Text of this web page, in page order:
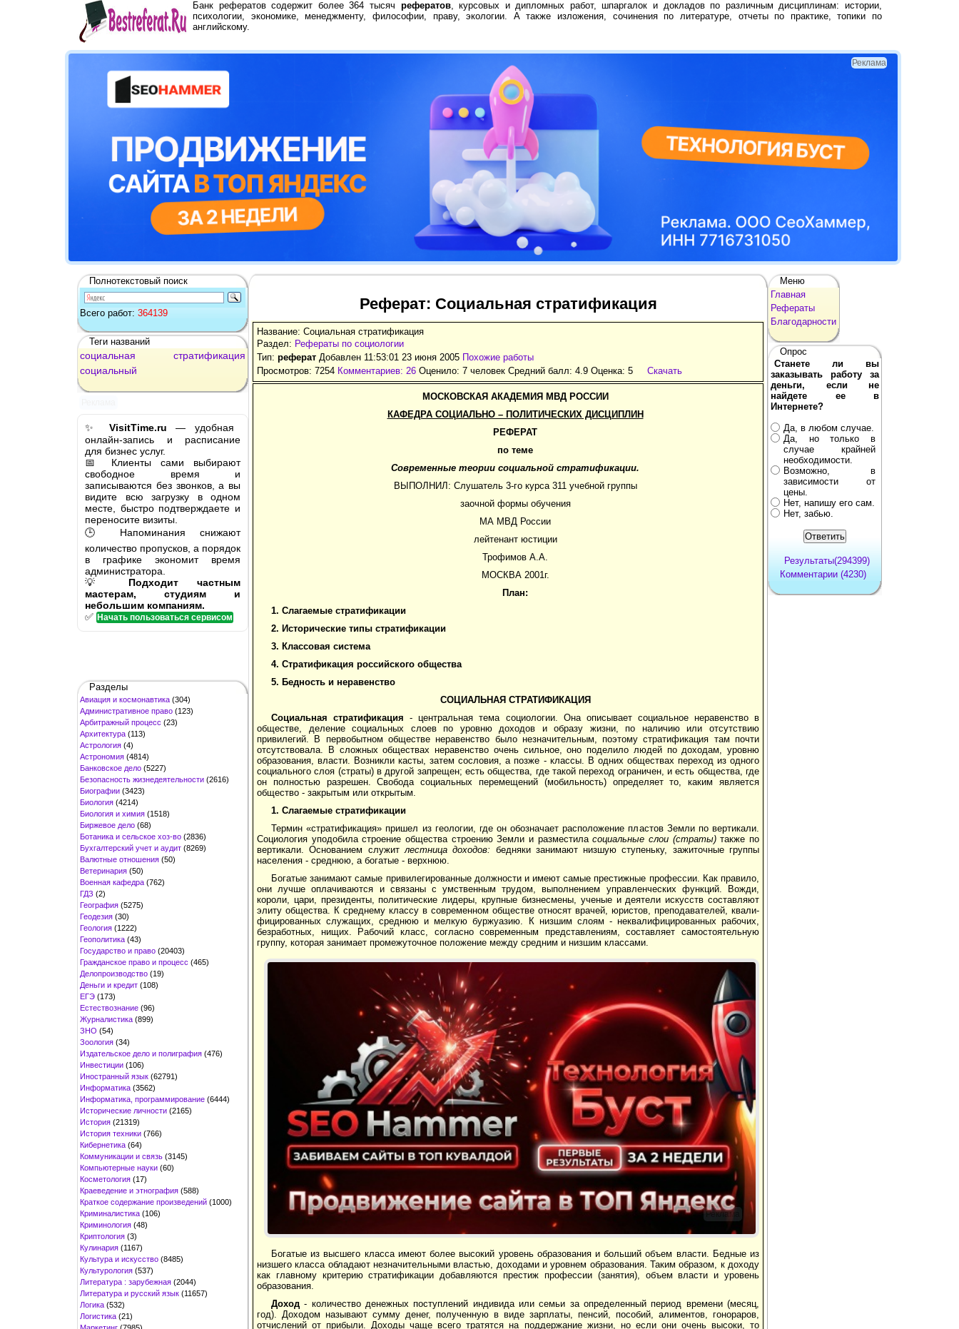
Банк рефератов содержит более 364 тысяч рефератов, курсовых и дипломных работ, шпаргалок и докладов по различным дисциплинам: истории,
психологии, экономике, менеджменту, философии, праву, экологии. А также изложения, сочинения по литературе, отчеты по практике, топики по
английскому.
Реклама
Полнотекстовый поиск
Всего работ: 364139
Теги названий
cоциальная
стратификация
cоциальный
✨ VisitTime.ru — удобная
онлайн-запись и расписание
для бизнес услуг.
📅 Клиенты сами выбирают
свободное время и
записываются без звонков, а вы
видите всю загрузку в одном
месте, быстро подтверждаете и
переносите визиты.
🕒 Напоминания снижают
количество пропусков, а порядок
в графике экономит время
администратора.
💡 Подходит частным
мастерам, студиям и
небольшим компаниям.
✅ Начать пользоваться сервисом
Разделы
Авиация и космонавтика (304)
Административное право (123)
Арбитражный процесс (23)
Архитектура (113)
Астрология (4)
Астрономия (4814)
Банковское дело (5227)
Безопасность жизнедеятельности (2616)
Биографии (3423)
Биология (4214)
Биология и химия (1518)
Биржевое дело (68)
Ботаника и сельское хоз-во (2836)
Бухгалтерский учет и аудит (8269)
Валютные отношения (50)
Ветеринария (50)
Военная кафедра (762)
ГДЗ (2)
География (5275)
Геодезия (30)
Геология (1222)
Геополитика (43)
Государство и право (20403)
Гражданское право и процесс (465)
Делопроизводство (19)
Деньги и кредит (108)
ЕГЭ (173)
Естествознание (96)
Журналистика (899)
ЗНО (54)
Зоология (34)
Издательское дело и полиграфия (476)
Инвестиции (106)
Иностранный язык (62791)
Информатика (3562)
Информатика, программирование (6444)
Исторические личности (2165)
История (21319)
История техники (766)
Кибернетика (64)
Коммуникации и связь (3145)
Компьютерные науки (60)
Косметология (17)
Краеведение и этнография (588)
Краткое содержание произведений (1000)
Криминалистика (106)
Криминология (48)
Криптология (3)
Кулинария (1167)
Культура и искусство (8485)
Культурология (537)
Литература : зарубежная (2044)
Литература и русский язык (11657)
Логика (532)
Логистика (21)
Маркетинг (7985)
Реферат: Cоциальная стратификация
Название: Cоциальная стратификация
Раздел: Рефераты по социологии
Тип: реферат Добавлен 11:53:01 23 июня 2005 Похожие работы
Просмотров: 7254 Комментариев: 26 Оценило: 7 человек Средний балл: 4.9 Оценка: 5 Скачать
МОСКОВСКАЯ АКАДЕМИЯ МВД РОССИИ
КАФЕДРА СОЦИАЛЬНО – ПОЛИТИЧЕСКИХ ДИСЦИПЛИН
РЕФЕРАТ
по теме
Современные теории социальной стратификации.
ВЫПОЛНИЛ: Слушатель 3-го курса 311 учебной группы
заочной формы обучения
МА МВД России
лейтенант юстиции
Трофимов А.А.
МОСКВА 2001г.
План:
1. Слагаемые стратификации
2. Исторические типы стратификации
3. Классовая система
4. Стратификация российского общества
5. Бедность и неравенство
СОЦИАЛЬНАЯ СТРАТИФИКАЦИЯ
Социальная стратификация - центральная тема социологии. Она описывает социальное неравенство в
обществе, деление социальных слоев по уровню доходов и образу жизни, по наличию или отсутст­вию
привилегий. В первобытном обществе неравенство было не­значительным, поэтому стратификация там почти
отсутствовала. В сложных обществах неравенство очень сильное, оно поделило лю­дей по доходам, уровню
образования, власти. Возникли касты, за­тем сословия, а позже - классы. В одних обществах переход из од­ного
социального слоя (страты) в другой запрещен; есть общества, где такой переход ограничен, и есть общества, где
он полностью разрешен. Свобода социальных перемещений (мобильность) опре­деляет то, каким является
общество - закрытым или открытым.
1. Слагаемые стратификации
Термин «стратификация» пришел из геологии, где он обозна­чает расположение пластов Земли по вертикали.
Социология упо­добила строение общества строению Земли и разместиласоциаль­ные слои (страты)также по
вертикали. Основанием служит лест­ница доходов: бедняки занимают низшую ступеньку, зажиточные группы
населения - среднюю, а богатые - верхнюю.
Богатые занимают самые привилегированные должности и имеют самые престижные профессии. Как правило,
они лучше оплачиваются и связаны с умственным трудом, выполнением управленческих функций. Вожди,
короли, цари, президенты, по­литические лидеры, крупные бизнесмены, ученые и деятели ис­кусств составляют
элиту общества. К среднему классу в современ­ном обществе относят врачей, юристов, преподавателей, квали­
фицированных служащих, среднюю и мелкую буржуазию. К низ­шим слоям - неквалифицированных рабочих,
безработных, ни­щих. Рабочий класс, согласно современным представлениям, со­ставляет самостоятельную
группу, которая занимает промежу­точное положение между средним и низшим классами.
Реклама
Богатые из высшего класса имеют более высокий уровень об­разования и больший объем власти. Бедные из
низшего класса обладают незначительными властью, доходами и уровнем обра­зования. Таким образом, к доходу
как главному критерию стра­тификации добавляются престиж профессии (занятия), объем вла­сти и уровень
образования.
Доход - количество денежных поступлений индивида или се­мьи за определенный период времени (месяц,
год). Доходом назы­вают сумму денег, полученную в виде зарплаты, пенсий, пособий, алиментов, гонораров,
отчислений от прибыли. Доходы чаще все­го тратятся на поддержание жизни, но если они очень высоки, то
Меню
Главная
Рефераты
Благодарности
Опрос
Станете ли вы
заказывать работу за
деньги, если не
найдете ее в
Интернете?
Да, в любом случае.
Да, но только в
случае крайней
необходимости.
Возможно, в
зависимости от
цены.
Нет, напишу его сам.
Нет, забью.
Результаты(294399)
Комментарии (4230)